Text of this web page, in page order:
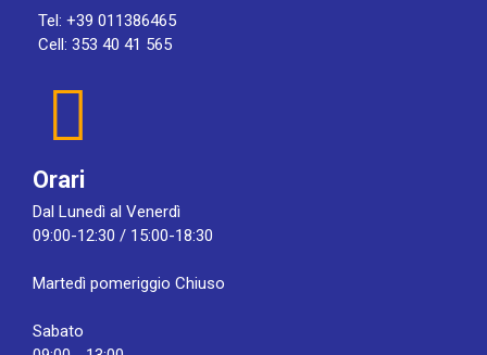
Tel: +39 011386465
Cell: 353 40 41 565
Orari
Dal Lunedì al Venerdì
09:00-12:30 / 15:00-18:30
Martedì pomeriggio Chiuso
Sabato